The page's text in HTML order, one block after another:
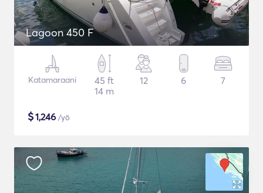
Lagoon 450 F
Katamaraani
45 ft
14 m
12 6 7
$1,246 /yö